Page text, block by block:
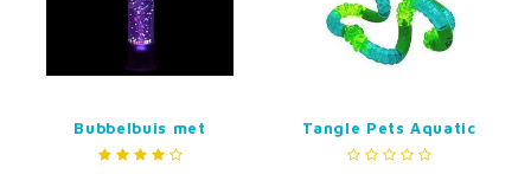
Bubbelbuis met
Balletjes
Tangle Pets Aquatic